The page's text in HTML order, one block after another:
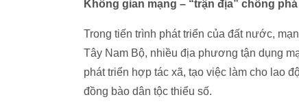
Không gian mạng – “trận địa” chống
Trong tiến trình phát triển của đất nước,
Tây Nam Bộ, nhiều địa phương tận dụng
phát triển hợp tác xã, tạo việc làm cho lao
đồng bào dân tộc thiểu số.